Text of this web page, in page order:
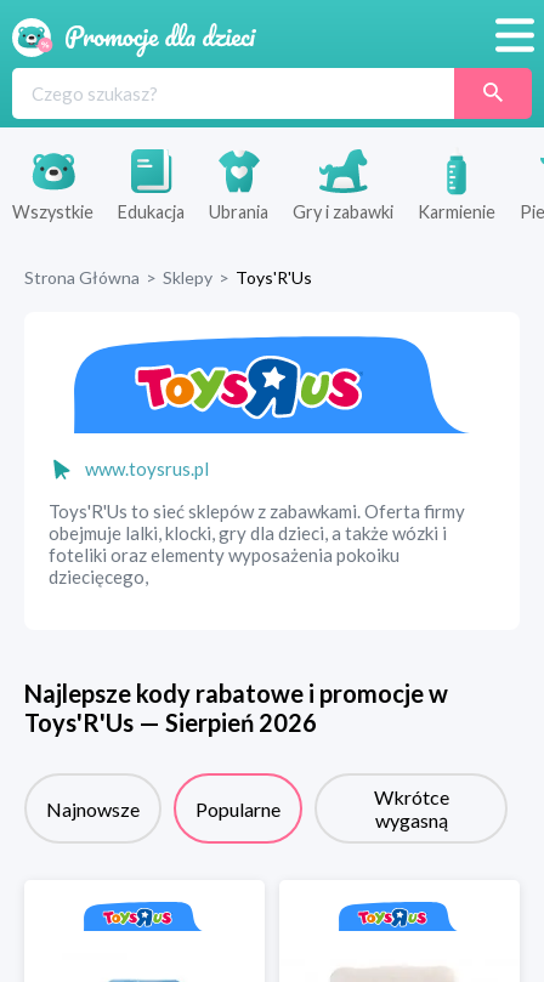
Produkty
Sklepy
Wszystkie Edukacja Ubrania Gry i zabawki Karmienie
Strona Główna > Sklepy > Toys'R'Us
www.toysrus.pl
Toys'R'Us to sieć sklepów z zabawkami. Oferta firmy
obejmuje lalki, klocki, gry dla dzieci, a także wózki i
foteliki oraz elementy wyposażenia pokoiku
dziecięcego,
Najlepsze kody rabatowe i promocje w
Toys'R'Us — Sierpień 2026
Najnowsze Popularne
Wkrótce
wygasną